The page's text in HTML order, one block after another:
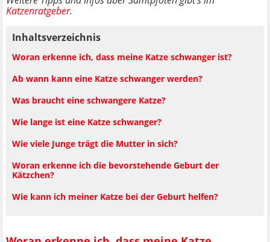
Katzenratgeber.
Inhaltsverzeichnis
Woran erkenne ich, dass meine Katze schwanger ist?
Ab wann kann eine Katze schwanger werden?
Was braucht eine schwangere Katze?
Wie lange ist eine Katze schwanger?
Wie viele Junge trägt die Mutter in sich?
Woran erkenne ich die bevorstehende Geburt der
Kätzchen?
Wie kann ich meiner Katze bei der Geburt helfen?